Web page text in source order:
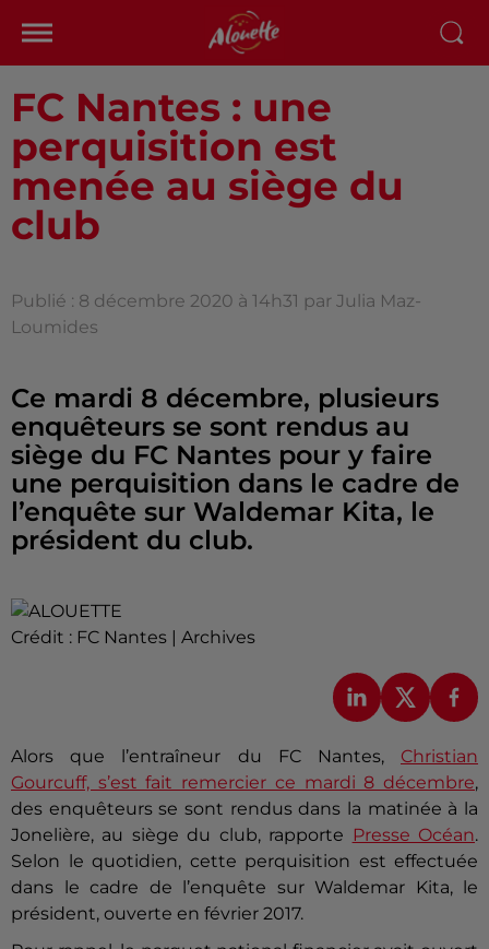
FC Nantes : une
perquisition est
menée au siège du
club
Publié : 8 décembre 2020 à 14h31 par Julia Maz-
Loumides
Ce mardi 8 décembre, plusieurs
enquêteurs se sont rendus au
siège du FC Nantes pour y faire
une perquisition dans le cadre de
l’enquête sur Waldemar Kita, le
président du club.
Crédit : FC Nantes | Archives
Alors que l’entraîneur du FC Nantes, Christian
Gourcuff, s’est fait remercier ce mardi 8 décembre,
des enquêteurs se sont rendus dans la matinée à la
Jonelière, au siège du club, rapporte Presse Océan.
Selon le quotidien, cette perquisition est effectuée
dans le cadre de l’enquête sur Waldemar Kita, le
président, ouverte en février 2017.